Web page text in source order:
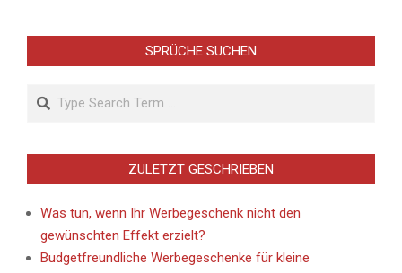
SPRÜCHE SUCHEN
Search
ZULETZT GESCHRIEBEN
Was tun, wenn Ihr Werbegeschenk nicht den
gewünschten Effekt erzielt?
Budgetfreundliche Werbegeschenke für kleine